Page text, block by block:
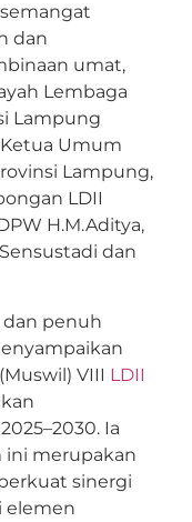
dan
umat,
Lembaga
Lampung
Umum
Lampung,
LDII
H.M.Aditya,
dan
penuh
VIII LDII
Ia
ini merupakan
sinergi
elemen